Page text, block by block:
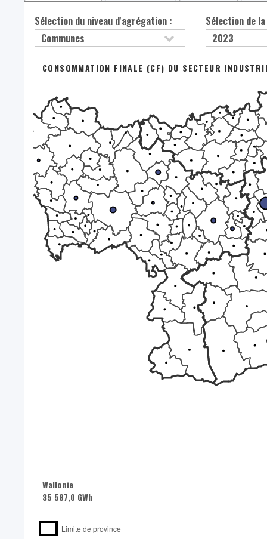
Sélection du niveau d'agrégation : Sélection de
CONSOMMATION FINALE (CF) DU SECTEUR
Wallonie
35 587,0 GWh
Limite de province